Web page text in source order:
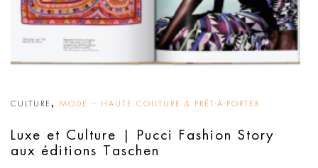
CULTURE , MODE – HAUTE COUTURE & PRÊT-À-PORTER
Luxe et Culture | Pucci Fashion Story
aux éditions Taschen